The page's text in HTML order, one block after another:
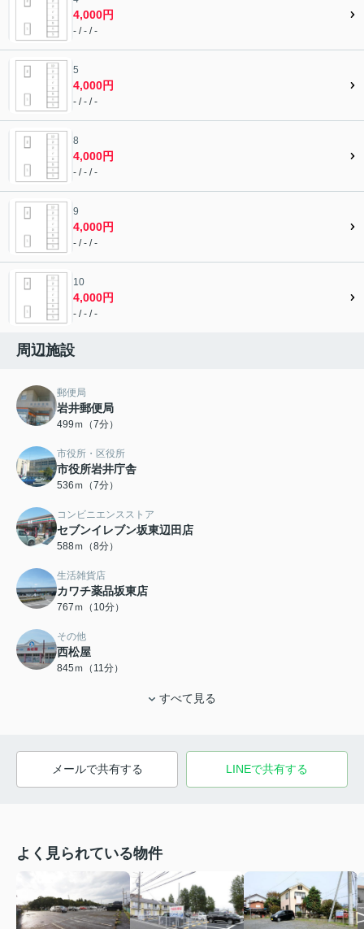
4,000円
- / - / -
5
4,000円
- / - / -
8
4,000円
- / - / -
9
4,000円
- / - / -
10
4,000円
- / - / -
周辺施設
郵便局
岩井郵便局
499ｍ（7分）
市役所・区役所
市役所岩井庁舎
536ｍ（7分）
コンビニエンスストア
セブンイレブン坂東辺田店
588ｍ（8分）
生活雑貨店
カワチ薬品坂東店
767ｍ（10分）
その他
西松屋
845ｍ（11分）
すべて見る
メールで共有する LINEで共有する
よく見られている物件